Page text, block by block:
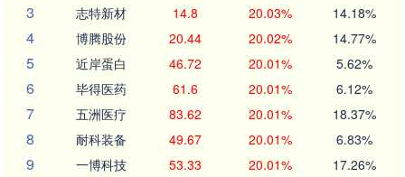
3 志特新材 14.8 20.03% 14.18%
4 博腾股份 20.44 20.02% 14.77%
5 近岸蛋白 46.72 20.01% 5.62%
6 毕得医药 61.6 20.01% 6.12%
7 五洲医疗 83.62 20.01% 18.37%
8 耐科装备 49.67 20.01% 6.83%
9 一博科技 53.33 20.01% 17.26%